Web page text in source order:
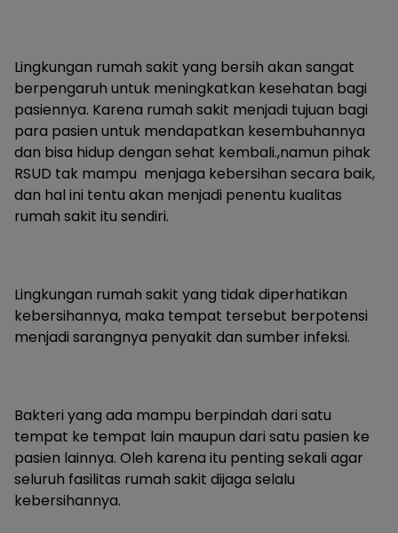
Lingkungan rumah sakit yang bersih akan sangat
berpengaruh untuk meningkatkan kesehatan bagi
pasiennya. Karena rumah sakit menjadi tujuan bagi
para pasien untuk mendapatkan kesembuhannya
dan bisa hidup dengan sehat kembali.,namun pihak
RSUD tak mampu menjaga kebersihan secara baik,
dan hal ini tentu akan menjadi penentu kualitas
rumah sakit itu sendiri.
Lingkungan rumah sakit yang tidak diperhatikan
kebersihannya, maka tempat tersebut berpotensi
menjadi sarangnya penyakit dan sumber infeksi.
Bakteri yang ada mampu berpindah dari satu
tempat ke tempat lain maupun dari satu pasien ke
pasien lainnya. Oleh karena itu penting sekali agar
seluruh fasilitas rumah sakit dijaga selalu
kebersihannya.